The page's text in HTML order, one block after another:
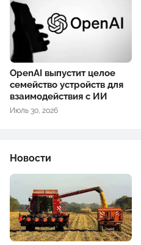
OpenAI выпустит целое
семейство устройств для
взаимодействия с ИИ
Июль 30, 2026
Новости